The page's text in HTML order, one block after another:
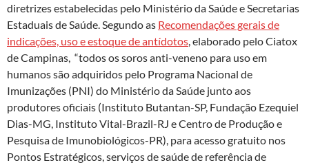
diretrizes estabelecidas pelo Ministério da Saúde e Secretarias
Estaduais de Saúde. Segundo as Recomendações gerais de
indicações, uso e estoque de antídotos, elaborado pelo Ciatox
de Campinas, “todos os soros anti-veneno para uso em
humanos são adquiridos pelo Programa Nacional de
Imunizações (PNI) do Ministério da Saúde junto aos
produtores oficiais (Instituto Butantan-SP, Fundação Ezequiel
Dias-MG, Instituto Vital-Brazil-RJ e Centro de Produção e
Pesquisa de Imunobiológicos-PR), para acesso gratuito nos
Pontos Estratégicos, serviços de saúde de referência de